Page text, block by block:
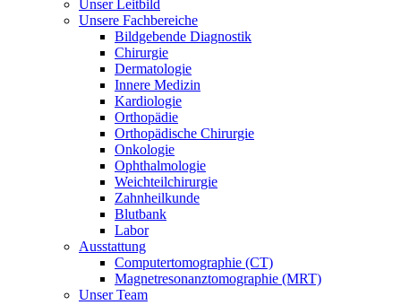
Unser Leitbild
Unsere Fachbereiche
Bildgebende Diagnostik
Chirurgie
Dermatologie
Innere Medizin
Kardiologie
Orthopädie
Orthopädische Chirurgie
Onkologie
Ophthalmologie
Weichteilchirurgie
Zahnheilkunde
Blutbank
Labor
Ausstattung
Computertomographie (CT)
Magnetresonanztomographie (MRT)
Unser Team